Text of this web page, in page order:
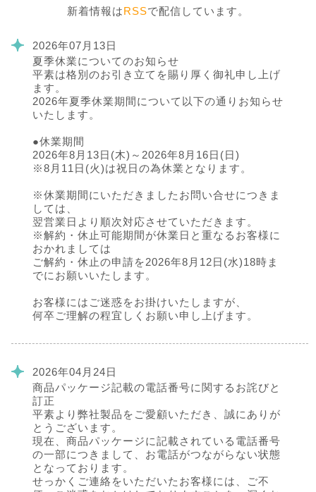
新着情報はRSSで配信しています。
2026年07月13日
夏季休業についてのお知らせ
平素は格別のお引き立てを賜り厚く御礼申し上げ
ます。
2026年夏季休業期間について以下の通りお知らせ
いたします。
●休業期間
2026年8月13日(木)～2026年8月16日(日)
※8月11日(火)は祝日の為休業となります。
※休業期間にいただきましたお問い合せにつきま
しては、
翌営業日より順次対応させていただきます。
※解約・休止可能期間が休業日と重なるお客様に
おかれましては
ご解約・休止の申請を2026年8月12日(水)18時ま
でにお願いいたします。
お客様にはご迷惑をお掛けいたしますが、
何卒ご理解の程宜しくお願い申し上げます。
2026年04月24日
商品パッケージ記載の電話番号に関するお詫びと
訂正
平素より弊社製品をご愛顧いただき、誠にありが
とうございます。
現在、商品パッケージに記載されている電話番号
の一部につきまして、お電話がつながらない状態
となっております。
せっかくご連絡をいただいたお客様には、ご不